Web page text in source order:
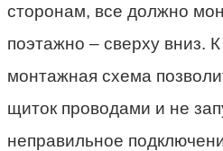
сторонам, все должно
поэтажно – сверху вниз.
монтажная схема
щиток проводами и не
неправильное